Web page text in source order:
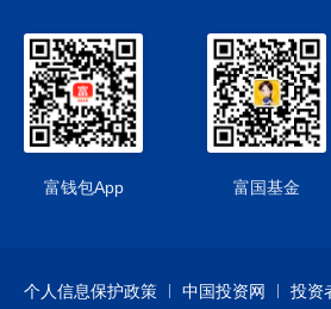
本基金可投资资产支持证券，资产支持
展初期，具有低流动性、高收益的特征
险。
6、本基金可以投资于港股通标的股票
1）本基金将通过“港股通”投资于香港
额度、可投资对象、税务政策等方面都
2）香港市场交易规则有别于内地A股市
富钱包App 富国基金
个人信息保护政策 中国投资网 投资